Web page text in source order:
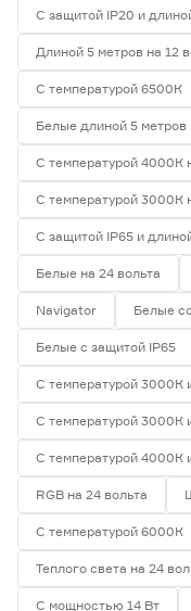
Марка
Apeyron
Geniled
IEK
Navigator
Страна производства
Китай
Гарантия
1 год
2 года
3 года
С защитой IP20 и
Длиной 5 метров на 12
С температурой 6500К
Белые длиной 5 метров
С температурой 4000К
С температурой 3000К
С защитой IP65 и
Белые на 24 вольта
Navigator Белые
Белые с защитой IP65
С температурой 3000К
С температурой 3000К
С температурой 4000К
RGB на 24 вольта
С температурой 6000К
Теплого света на 24
С мощностью 14 Вт